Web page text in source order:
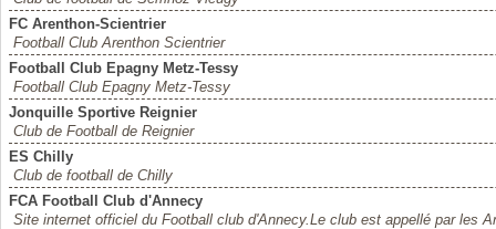
FC Arenthon-Scientrier
Football Club Arenthon Scientrier
Football Club Epagny Metz-Tessy
Football Club Epagny Metz-Tessy
Jonquille Sportive Reignier
Club de Football de Reignier
ES Chilly
Club de football de Chilly
FCA Football Club d'Annecy
Site internet officiel du Football club d'Annecy.Le club est appellé par les